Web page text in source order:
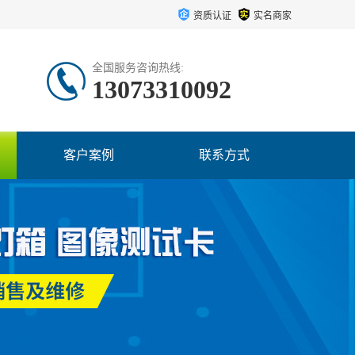
资质认证 实名商家
全国服务咨询热线:
13073310092
客户案例 联系方式